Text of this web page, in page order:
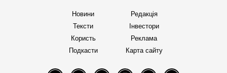
Новини
Тексти
Користь
Подкасти
Редакція
Інвестори
Реклама
Карта сайту